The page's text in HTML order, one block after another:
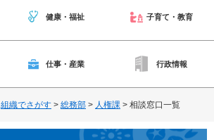
健康・福祉 子育て・教育
仕事・産業 行政情報
組織でさがす > 総務部 > 人権課 > 相談窓口一覧